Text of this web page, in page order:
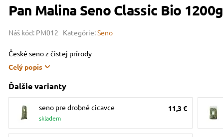
Pan Malina Seno Classic Bio 1200g
Náš kód: PM012 Kategórie:Seno
České seno z čistej prírody
Celý popis
Ďalšie varianty
seno pre drobné cicavce
skladem
11,3 €